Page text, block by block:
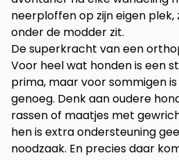
neerploffen op zijn eigen plek,
onder de modder zit.
De superkracht van een
Voor heel wat honden is een
prima, maar voor sommigen
genoeg. Denk aan oudere
rassen of maatjes met
hen is extra ondersteuning
noodzaak. En precies daar